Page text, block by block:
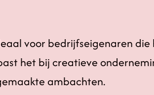
voor bedrijfseigenaren
het bij creatieve
ambachten.